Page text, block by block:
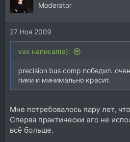
и
и
:
Moderator
27 Ноя 2009
vax написал(а):
precision bus comp победил.
пики и минимально красит.
Мне потребовалось пару лет,
Сперва практически его не
всё больше.